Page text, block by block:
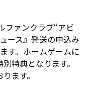
ファンクラブ“アビ
ース』発送の申込み
す。ホームゲームに
特典となります。
ます。